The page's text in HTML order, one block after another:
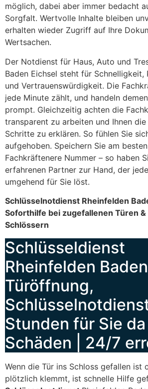
möglich, dabei aber immer bedacht
Sorgfalt. Wertvolle Inhalte bleiben
erhalten wieder Zugriff auf Ihre
Wertsachen.
Der Notdienst für Haus, Auto und
Baden Eichsel steht für Schnelligkeit,
und Vertrauenswürdigkeit. Die
jede Minute zählt, und handeln
prompt. Gleichzeitig achten die
transparent zu arbeiten und Ihnen
Schritte zu erklären. So fühlen Sie
aufgehoben. Speichern Sie am
Fachkräftenere Nummer – so haben
erfahrenen Partner zur Hand, der
umgehend für Sie löst.
Schlüsselnotdienst Rheinfelden
Soforthilfe bei zugefallenen Türen
Schlössern
Schlüsseldienst
Rheinfelden
Türöffnung,
Stunden für Sie da
Schäden | 24/7
Wenn die Tür ins Schloss gefallen ist
plötzlich klemmt, ist schnelle Hilfe